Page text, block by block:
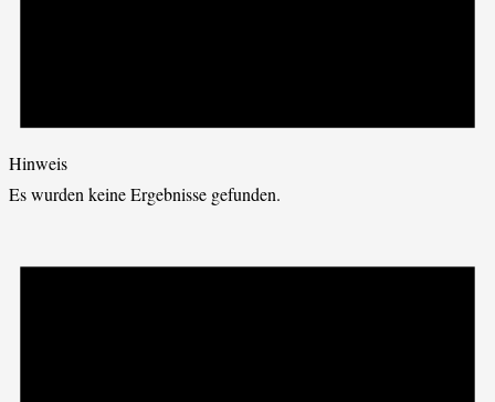
Hinweis
Es wurden keine Ergebnisse gefunden.